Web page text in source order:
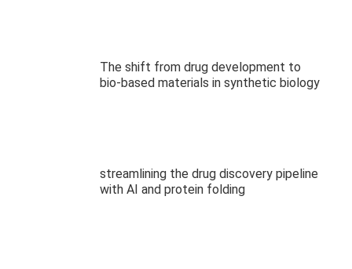
The shift from drug development to
bio-based materials in synthetic biology
streamlining the drug discovery pipeline
with AI and protein folding